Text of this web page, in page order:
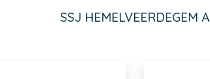
SSJ HEMELVEERDEGEM A